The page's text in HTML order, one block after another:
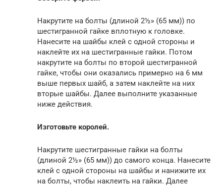
Накрутите на болты (длиной 2½» (65 мм)) по
шестигранной гайке вплотную к головке.
Нанесите на шайбы клей с одной стороны и
наклейте их на шестигранные гайки. Потом
накрутите на болты по второй шестигранной
гайке, чтобы они оказались примерно на 6 мм
выше первых шайб, а затем наклейте на них
вторые шайбы. Далее выполните указанные
ниже действия.
Изготовьте королей.
Накрутите шестигранные гайки на болты
(длиной 2½» (65 мм)) до самого конца. Нанесите
клей с одной стороны на шайбы и нанижите их
на болты, чтобы наклеить на гайки. Далее